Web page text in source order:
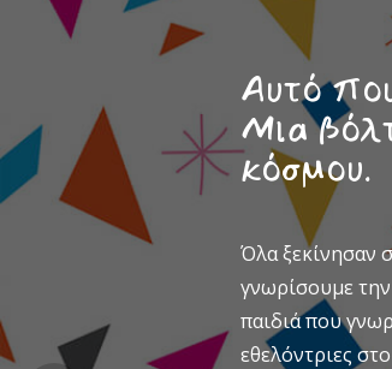
Αυτό
Μια
κόσμου.
Όλα ξεκίνησαν
γνωρίσουμε
παιδιά που
εθελόντριες